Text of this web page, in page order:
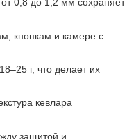
кнопкам и камере с
г, что делает их
кевлара
защитой и